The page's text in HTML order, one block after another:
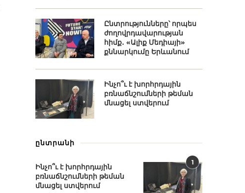
Ընտրությունները՝ որպես
ժողովրդավարության
հիմք․ «Ալիք Մեդիայի»
քննարկումը Երևանում
Ինչո՞ւ է խորհրդային
բռնաճնշումների թեման
մնացել ստվերում
ընտրանի
1
Ինչո՞ւ է խորհրդային
բռնաճնշումների թեման
մնացել ստվերում